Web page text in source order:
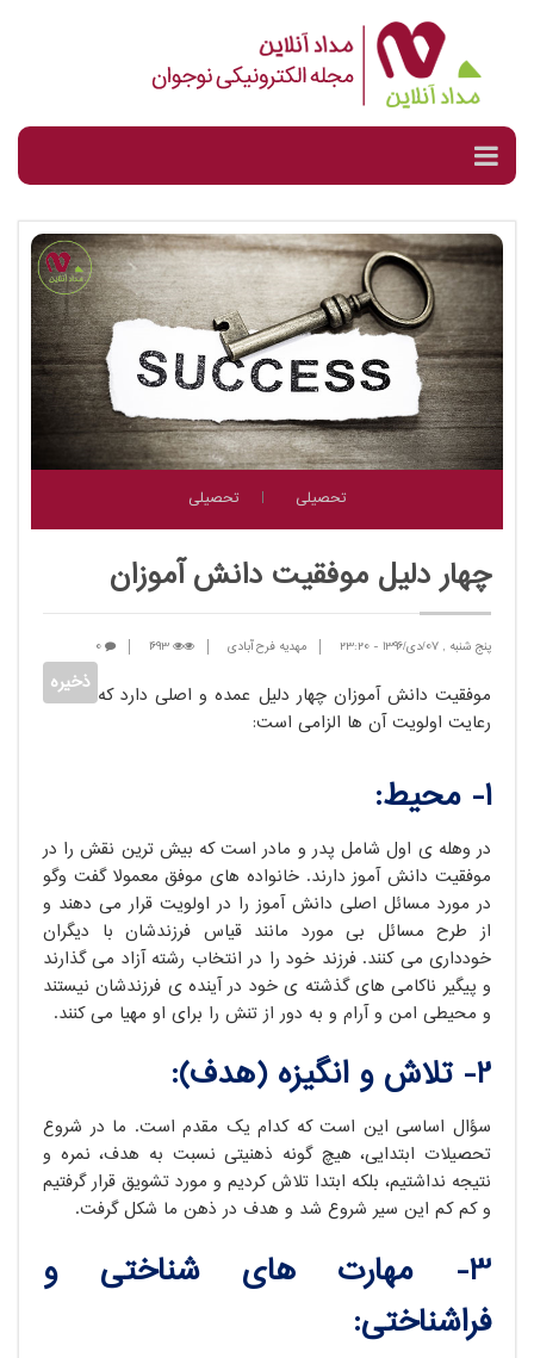
تحصیلی تحصیلی
چهار دلیل موفقیت دانش آموزان
پنج شنبه , 07/دی/1396 -
23:20 مهدیه فرح آبادی 1693
موفقیت دانش آموزان چهار دلیل عمده و اصلی دارد که
رعایت اولویت آن ها الزامی است:
1- محیط:
در وهله ی اول شامل پدر و مادر است که بیش ترین نقش را در
موفقیت دانش آموز دارند. خانواده های موفق معمولاً گفت وگو
در مورد مسائل اصلی دانش آموز را در اولویت قرار می دهند و
از طرح مسائل بی مورد مانند قیاس فرزندشان با دیگران
خودداری می کنند. فرزند خود را در انتخاب رشته آزاد می گذارند
و پیگیر ناکامی های گذشته ی خود در آینده ی فرزندشان نیستند
و محیطی امن و آرام و به دور از تنش را برای او مهیا می کنند.
2- تلاش و انگیزه (هدف):
سؤال اساسی این است که کدام یک مقدم است. ما در شروع
تحصیلات ابتدایی، هیچ گونه ذهنیتی نسبت به هدف، نمره و
نتیجه نداشتیم، بلکه ابتدا تلاش کردیم و مورد تشویق قرار گرفتیم
و کم کم این سیر شروع شد و هدف در ذهن ما شکل گرفت.
3- مهارت های شناختی و
فراشناختی: